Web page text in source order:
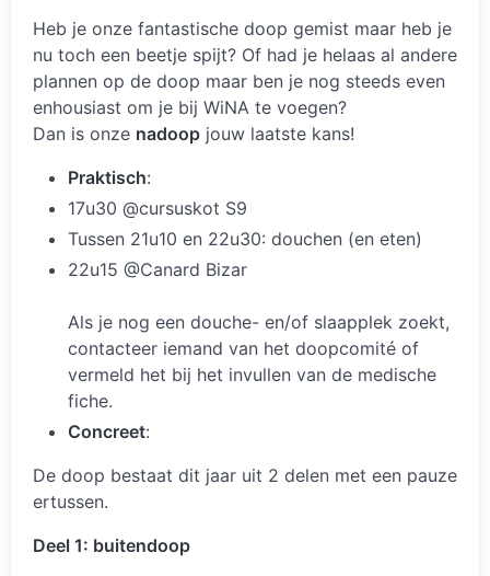
Heb je onze fantastische doop gemist maar heb je
nu toch een beetje spijt? Of had je helaas al andere
plannen op de doop maar ben je nog steeds even
enhousiast om je bij WiNA te voegen?
Dan is onze nadoop jouw laatste kans!
Praktisch:
17u30 @cursuskot S9
Tussen 21u10 en 22u30: douchen (en eten)
22u15 @Canard Bizar
Als je nog een douche- en/of slaapplek zoekt,
contacteer iemand van het doopcomité of
vermeld het bij het invullen van de medische
fiche.
Concreet:
De doop bestaat dit jaar uit 2 delen met een pauze
ertussen.
Deel 1: buitendoop